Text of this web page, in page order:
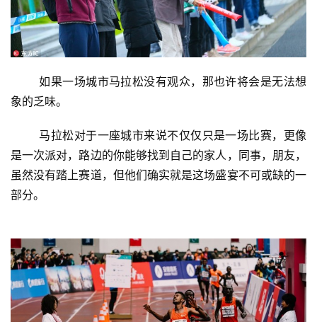
	如果一场城市马拉松没有观众，那也许将会是无法想
象的乏味。
是一次派对，路边的你能够找到自己的家人，同事，朋友，
虽然没有踏上赛道，但他们确实就是这场盛宴不可或缺的一
部分。